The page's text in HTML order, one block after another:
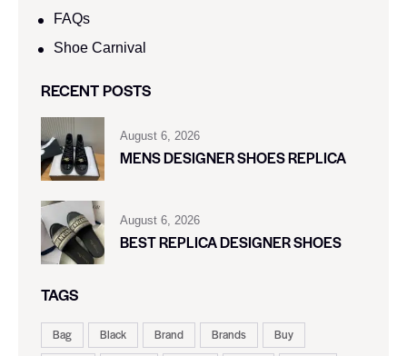
FAQs
Shoe Carnival​
RECENT POSTS
August 6, 2026
MENS DESIGNER SHOES REPLICA
August 6, 2026
BEST REPLICA DESIGNER SHOES
TAGS
Bag Black Brand Brands
Buy